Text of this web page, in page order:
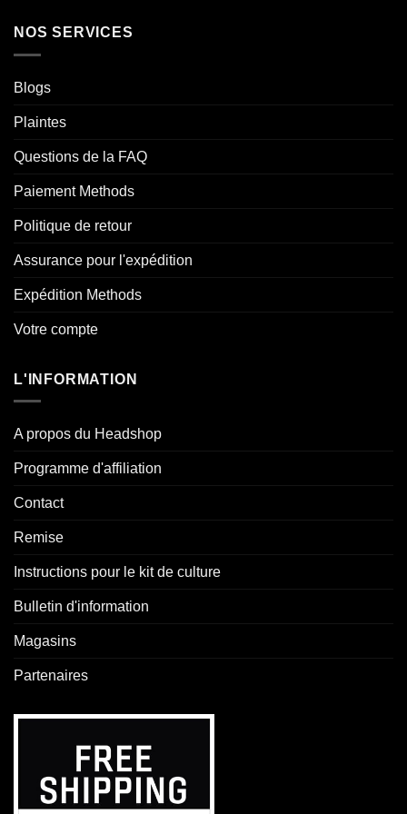
NOS SERVICES
Blogs
Plaintes
Questions de la FAQ
Paiement Methods
Politique de retour
Assurance pour l'expédition
Expédition Methods
Votre compte
L'INFORMATION
A propos du Headshop
Programme d'affiliation
Contact
Remise
Instructions pour le kit de culture
Bulletin d'information
Magasins
Partenaires